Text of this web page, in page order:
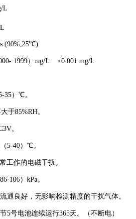
L
(90%,25℃)
.1999） mg/L ≤0.001 mg/L
35） ℃。
于85%RH。
3V。
5-40） ℃。
工作的电磁干扰。
86-106） kPa。
通良好，无影响检测精度的干扰气体。
5号电池连续运行365天。（不断电）